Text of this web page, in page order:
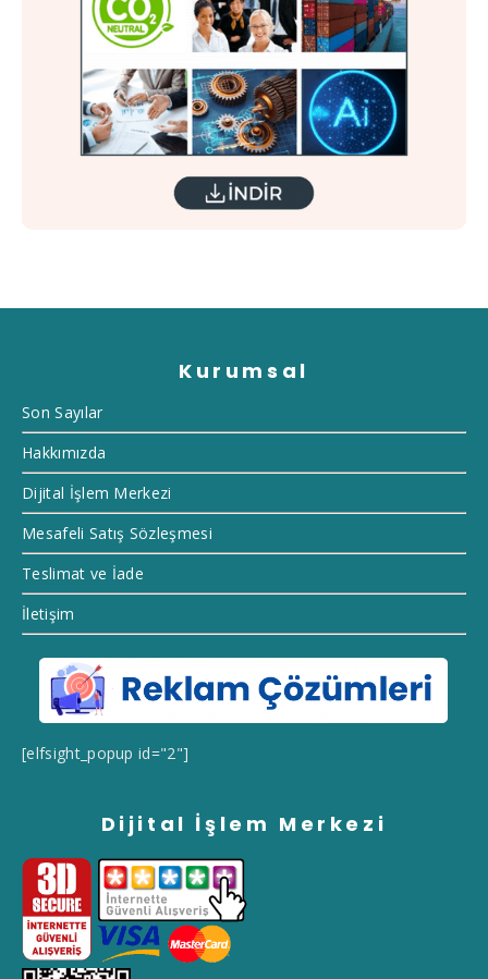
Kurumsal
Son Sayılar
Hakkımızda
Dijital İşlem Merkezi
Mesafeli Satış Sözleşmesi
Teslimat ve İade
İletişim
[elfsight_popup id="2"]
Dijital İşlem Merkezi